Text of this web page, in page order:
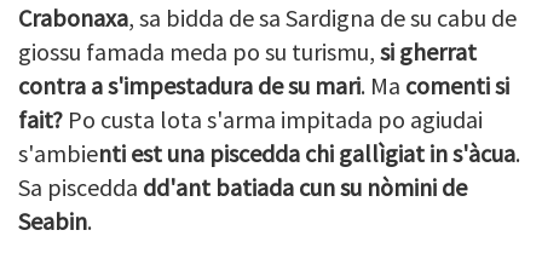
Crabonaxa, sa bidda de sa Sardigna de su cabu de
giossu famada meda po su turismu, si gherrat
contra a s'impestadura de su mari. Ma comenti si
fait? Po custa lota s'arma impitada po agiudai
s'ambienti est una piscedda chi gallìgiat in s'àcua.
Sa piscedda dd'ant batiada cun su nòmini de
Seabin.